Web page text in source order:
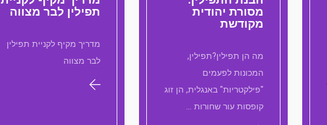
מסורת יהודית
מקודשת
מה הן תפילין?תפילין,
המכונות לפעמים
"פילקטריות" באנגלית, הן זוג
קופסות עור שחורות …
תפילין לבר מצווה
מדריך מקיף לקניית תפילין
לבר מצווה